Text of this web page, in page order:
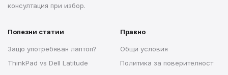
консултация при избор.
Полезни статии
Защо употребяван лаптоп?
ThinkPad vs Dell Latitude
Правно
Общи условия
Политика за поверителност